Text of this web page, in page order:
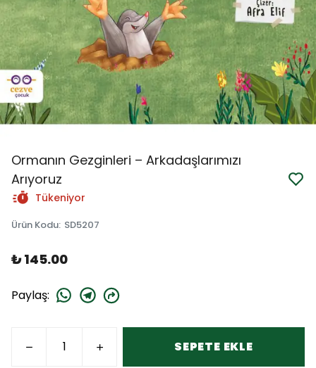
Ormanın Gezginleri – Arkadaşlarımızı
Arıyoruz
Tükeniyor
Ürün Kodu: SD5207
₺ 145.00
Paylaş:
SEPETE EKLE